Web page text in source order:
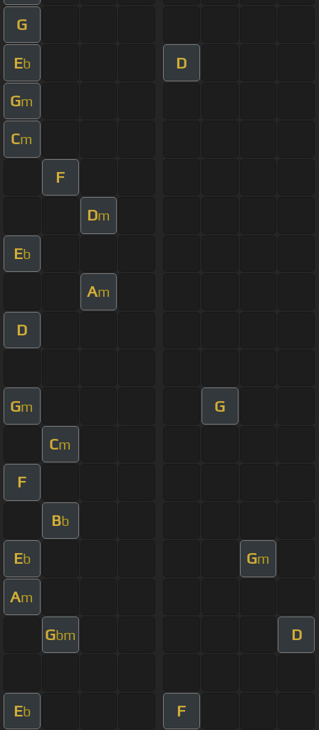
G
Eb D
Gm
Cm
F
Dm
Eb
Am
D
Gm G
Cm
F
Bb
Eb Gm
Am
Gbm D
Eb F